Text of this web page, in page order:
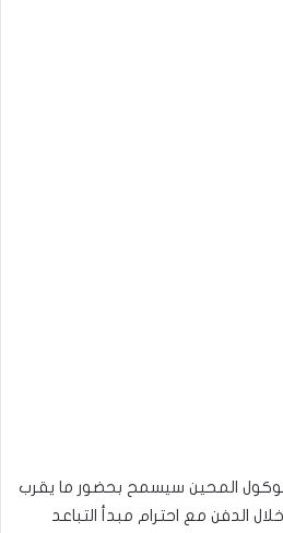
المحين سيسمح بحضور ما يقرب
الدفن مع احترام مبدأ التباعد